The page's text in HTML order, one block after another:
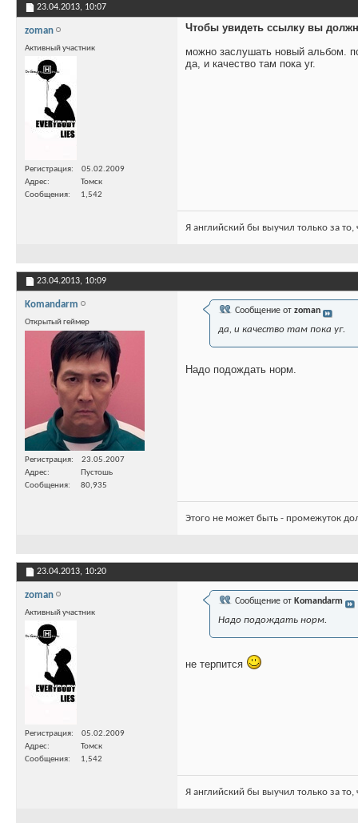
23.04.2013, 10:07
zoman
Активный участник
Регистрация
05.02.2009
Адрес
Томск
Сообщения
1,542
Чтобы увидеть ссылку вы
можно заслушать новый альбом.
да, и качество там пока уг.
Я английский бы выучил только за
23.04.2013, 10:09
Komandarm
Открытый геймер
Регистрация
23.05.2007
Адрес
Пустошь
Сообщения
80,935
Сообщение от zoman
да, и качество там пока уг.
Надо подождать норм.
Этого не может быть - промежуток
23.04.2013, 10:20
zoman
Активный участник
Регистрация
05.02.2009
Адрес
Томск
Сообщения
1,542
Сообщение от Komandarm
Надо подождать норм.
не терпится
Я английский бы выучил только за